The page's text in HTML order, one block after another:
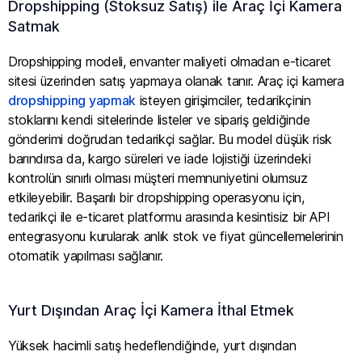
Dropshipping (Stoksuz Satış) ile Araç İçi Kamera
Satmak
Dropshipping modeli, envanter maliyeti olmadan e-ticaret
sitesi üzerinden satış yapmaya olanak tanır. Araç içi kamera
dropshipping yapmak isteyen girişimciler, tedarikçinin
stoklarını kendi sitelerinde listeler ve sipariş geldiğinde
gönderimi doğrudan tedarikçi sağlar. Bu model düşük risk
barındırsa da, kargo süreleri ve iade lojistiği üzerindeki
kontrolün sınırlı olması müşteri memnuniyetini olumsuz
etkileyebilir. Başarılı bir dropshipping operasyonu için,
tedarikçi ile e-ticaret platformu arasında kesintisiz bir API
entegrasyonu kurularak anlık stok ve fiyat güncellemelerinin
otomatik yapılması sağlanır.
Yurt Dışından Araç İçi Kamera İthal Etmek
Yüksek hacimli satış hedeflendiğinde, yurt dışından